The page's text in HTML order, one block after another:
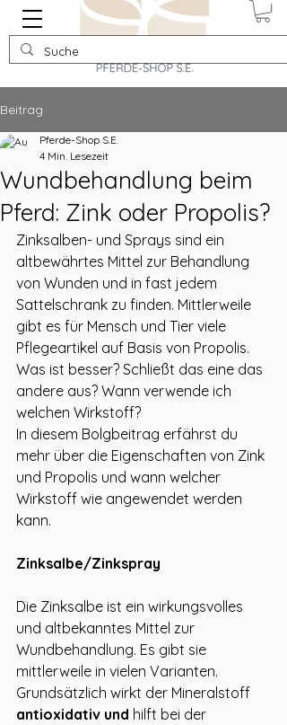
Beitrag
Wundbehandlung beim
Pferd: Zink oder Propolis?
Pferde-Shop S.E.
4 Min. Lesezeit
Zinksalben- und Sprays sind ein
altbewährtes Mittel zur Behandlung
von Wunden und in fast jedem
Sattelschrank zu finden. Mittlerweile
gibt es für Mensch und Tier viele
Pflegeartikel auf Basis von Propolis.
Was ist besser? Schließt das eine das
andere aus? Wann verwende ich
welchen Wirkstoff?
In diesem Bolgbeitrag erfährst du
mehr über die Eigenschaften von Zink
und Propolis und wann welcher
Wirkstoff wie angewendet werden
kann.
Zinksalbe/Zinkspray
Die Zinksalbe ist ein wirkungsvolles
und altbekanntes Mittel zur
Wundbehandlung. Es gibt sie
mittlerweile in vielen Varianten.
Grundsätzlich wirkt der Mineralstoff
antioxidativ und hilft bei der